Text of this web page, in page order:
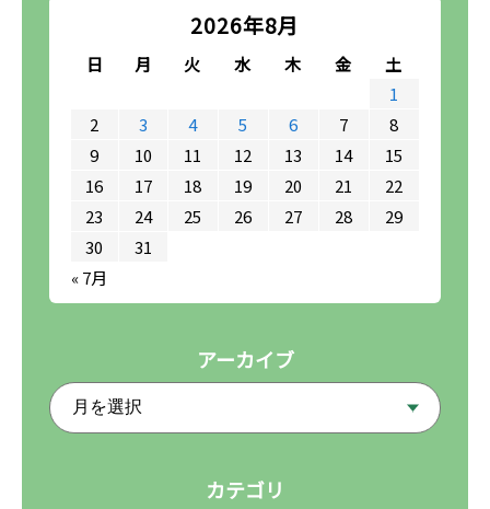
2026年8月
日 月 火 水 木 金
土
1
2
3 4 5 6 7
8
9
10 11 12 13 14
15
16
17 18 19 20 21
22
23
24 25 26 27 28
29
30
31
« 7月
アーカイブ
カテゴリ